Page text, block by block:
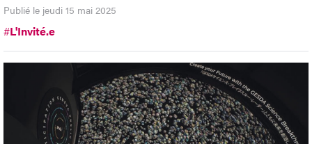
Publié le jeudi 15 mai 2025
#L'Invité.e